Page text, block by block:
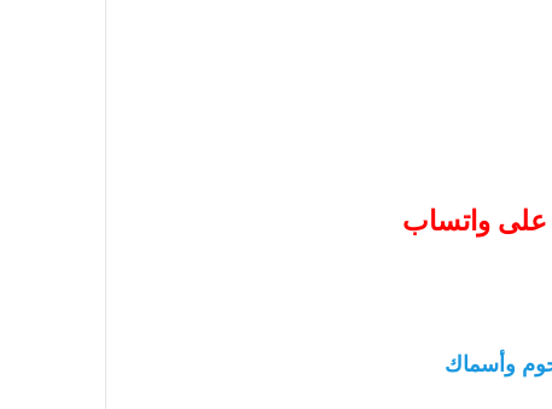
على واتساب
وأسماك